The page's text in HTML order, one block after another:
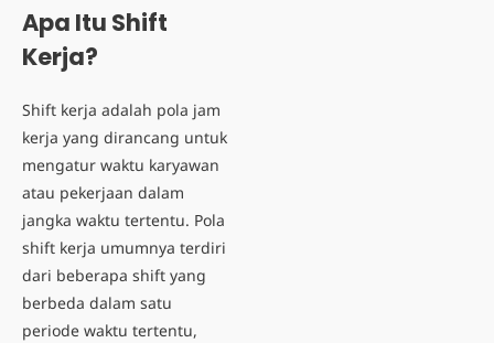
Apa Itu Shift
Kerja?
Shift kerja adalah pola jam
kerja yang dirancang untuk
mengatur waktu karyawan
atau pekerjaan dalam
jangka waktu tertentu. Pola
shift kerja umumnya terdiri
dari beberapa shift yang
berbeda dalam satu
periode waktu tertentu,